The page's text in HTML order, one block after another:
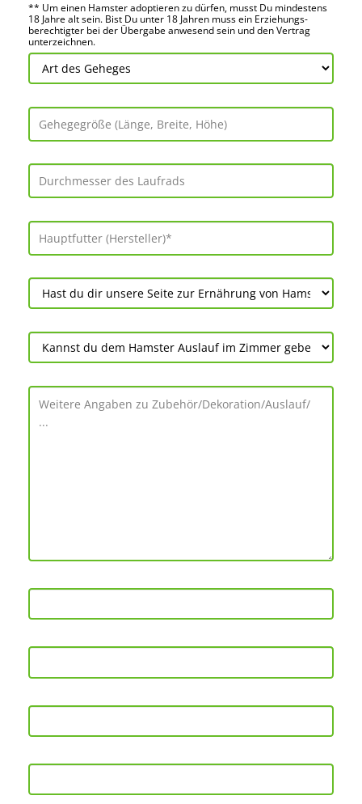
** Um einen Hamster adoptieren zu dürfen, musst Du mindes­tens
18 Jahre alt sein. Bist Du unter 18 Jahren muss ein Erziehungs­
berechtigter bei der Über­gabe anwes­end sein und den Vertrag
unter­zeichnen.